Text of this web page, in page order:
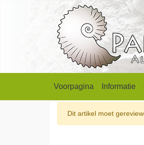
Voorpagina Informatie
Dit artikel moet